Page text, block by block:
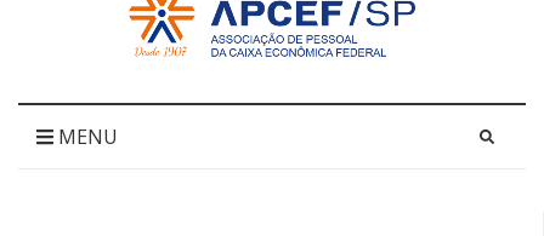
idioma?
plataforma
página
inicial
MENU